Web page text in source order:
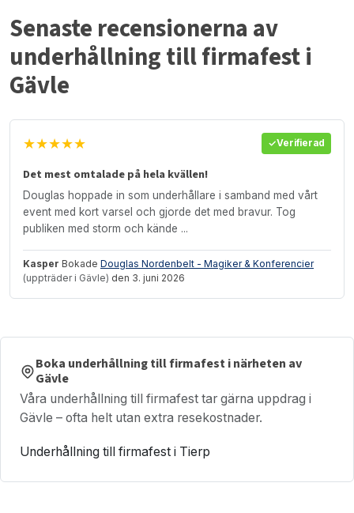
Senaste recensionerna av
underhållning till firmafest i
Gävle
★★★★★ Verifierad
Det mest omtalade på hela kvällen!
Douglas hoppade in som underhållare i samband med vårt
event med kort varsel och gjorde det med bravur. Tog
publiken med storm och kände ...
Kasper Bokade Douglas Nordenbelt - Magiker & Konferencier
(uppträder i Gävle) den 3. juni 2026
Boka underhållning till firmafest i närheten av
Gävle
Våra underhållning till firmafest tar gärna uppdrag i
Gävle – ofta helt utan extra resekostnader.
Underhållning till firmafest i Tierp